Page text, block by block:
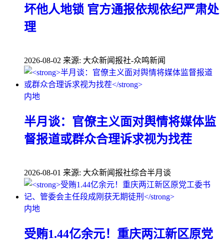
坏他人地锁 官方通报依规依纪严肃处
理
2026-08-02 来源: 大众新闻报社-众鸣新闻
内地
半月谈：官僚主义面对舆情将媒体监
督报道或群众合理诉求视为找茬
2026-08-01 来源: 大众新闻报社综合半月谈
内地
受贿1.44亿余元！重庆两江新区原党